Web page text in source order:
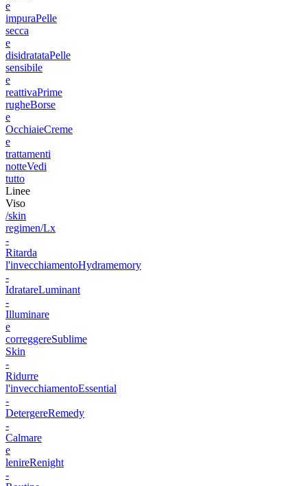
e
impuraPelle
secca
e
disidratataPelle
sensibile
e
reattivaPrime
rugheBorse
e
OcchiaieCreme
e
trattamenti
notteVedi
tutto
Linee
Viso
/skin
regimen/Lx
-
Ritarda
l'invecchiamentoHydramemory
-
IdratareLuminant
-
Illuminare
e
correggereSublime
Skin
-
Ridurre
l'invecchiamentoEssential
-
DetergereRemedy
-
Calmare
e
lenireRenight
-